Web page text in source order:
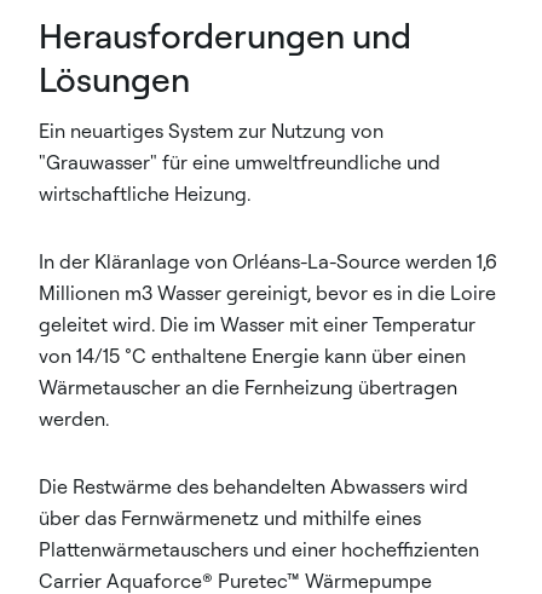
Herausforderungen und
Lösungen
Ein neuartiges System zur Nutzung von
"Grauwasser" für eine umweltfreundliche und
wirtschaftliche Heizung.
In der Kläranlage von Orléans-La-Source werden 1,6
Millionen m3 Wasser gereinigt, bevor es in die Loire
geleitet wird. Die im Wasser mit einer Temperatur
von 14/15 °C enthaltene Energie kann über einen
Wärmetauscher an die Fernheizung übertragen
werden.
Die Restwärme des behandelten Abwassers wird
über das Fernwärmenetz und mithilfe eines
Plattenwärmetauschers und einer hocheffizienten
Carrier Aquaforce® Puretec™ Wärmepumpe